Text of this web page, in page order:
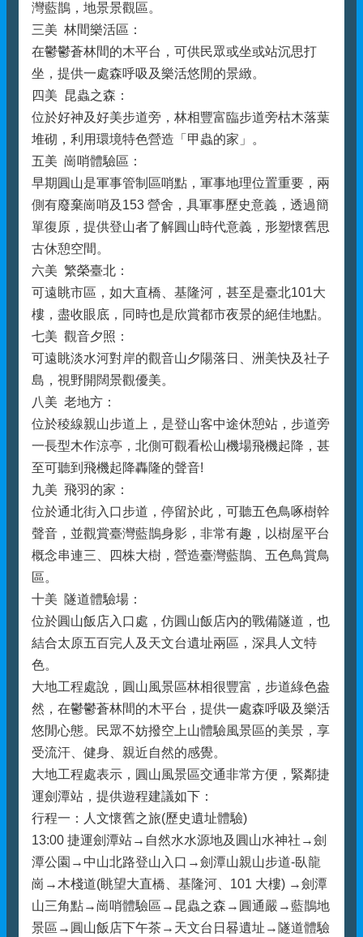
灣藍鵲，地景景觀區。
三美 林間樂活區：
在鬱鬱蒼林間的木平台，可供民眾或坐或站沉思打
坐，提供一處森呼吸及樂活悠閒的景緻。
四美 昆蟲之森：
位於好神及好美步道旁，林相豐富臨步道旁枯木落葉
堆砌，利用環境特色營造「甲蟲的家」。
五美 崗哨體驗區：
早期圓山是軍事管制區哨點，軍事地理位置重要，兩
側有廢棄崗哨及153 營舍，具軍事歷史意義，透過簡
單復原，提供登山者了解圓山時代意義，形塑懷舊思
古休憩空間。
六美 繁榮臺北：
可遠眺市區，如大直橋、基隆河，甚至是臺北101大
樓，盡收眼底，同時也是欣賞都市夜景的絕佳地點。
七美 觀音夕照：
可遠眺淡水河對岸的觀音山夕陽落日、洲美快及社子
島，視野開闊景觀優美。
八美 老地方：
位於稜線親山步道上，是登山客中途休憩站，步道旁
一長型木作涼亭，北側可觀看松山機場飛機起降，甚
至可聽到飛機起降轟隆的聲音!
九美 飛羽的家：
位於通北街入口步道，停留於此，可聽五色鳥啄樹幹
聲音，並觀賞臺灣藍鵲身影，非常有趣，以樹屋平台
概念串連三、四株大樹，營造臺灣藍鵲、五色鳥賞鳥
區。
十美 隧道體驗場：
位於圓山飯店入口處，仿圓山飯店內的戰備隧道，也
結合太原五百完人及天文台遺址兩區，深具人文特
色。
大地工程處說，圓山風景區林相很豐富，步道綠色盎
然，在鬱鬱蒼林間的木平台，提供一處森呼吸及樂活
悠閒心態。民眾不妨撥空上山體驗風景區的美景，享
受流汗、健身、親近自然的感覺。
大地工程處表示，圓山風景區交通非常方便，緊鄰捷
運劍潭站，提供遊程建議如下：
行程一：人文懷舊之旅(歷史遺址體驗)
13:00 捷運劍潭站→自然水水源地及圓山水神社→劍
潭公園→中山北路登山入口→劍潭山親山步道-臥龍
崗→木棧道(眺望大直橋、基隆河、101 大樓) →劍潭
山三角點→崗哨體驗區→昆蟲之森→圓通嚴→藍鵲地
景區→圓山飯店下午茶→天文台日晷遺址→隧道體驗